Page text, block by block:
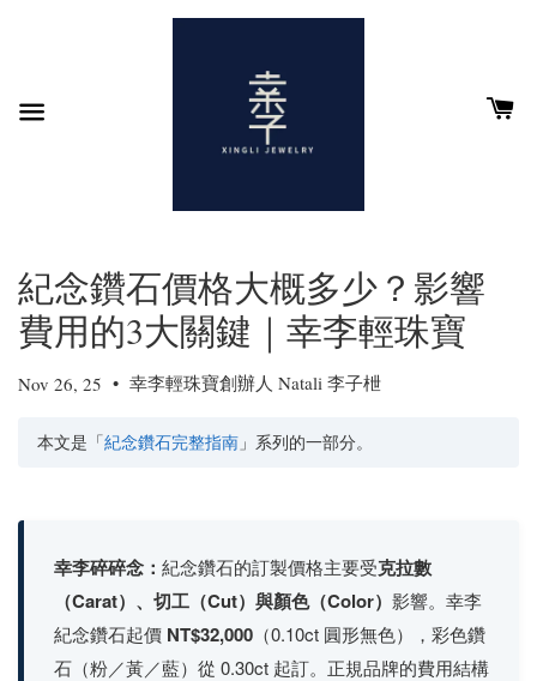
紀念鑽石價格大概多少？影響
費用的3大關鍵｜幸李輕珠寶
Nov 26, 25 • 幸李輕珠寶創辦人 Natali 李子枻
本文是「紀念鑽石完整指南 」系列的一部分。
幸李碎碎念： 紀念鑽石的訂製價格主要受克拉數
（Carat）、切工（Cut）與顏色（Color） 影響。幸李
紀念鑽石起價 NT$32,000 （0.10ct 圓形無色），彩色鑽
石（粉／黃／藍）從 0.30ct 起訂。正規品牌的費用結構